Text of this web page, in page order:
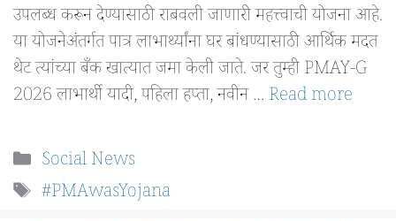
उपलब्ध करून देण्यासाठी राबवली जाणारी महत्त्वाची योजना आहे.
या योजनेअंतर्गत पात्र लाभार्थ्यांना घर बांधण्यासाठी आर्थिक मदत
थेट त्यांच्या बँक खात्यात जमा केली जाते. जर तुम्ही PMAY-G
2026 लाभार्थी यादी, पहिला हप्ता, नवीन … Read more
Categories
Social News
Tags
#PMAwasYojana